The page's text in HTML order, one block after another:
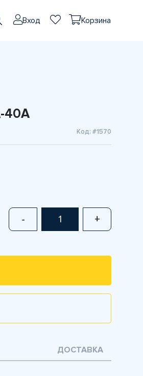
Вход Корзина
40A
Код: #1570
- +
ДОСТАВКА